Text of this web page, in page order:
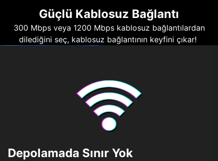
Güçlü Kablosuz Bağlantı
300 Mbps veya 1200 Mbps kablosuz bağlantılardan
dilediğini seç, kablosuz bağlantının keyfini çıkar!
Depolamada Sınır Yok